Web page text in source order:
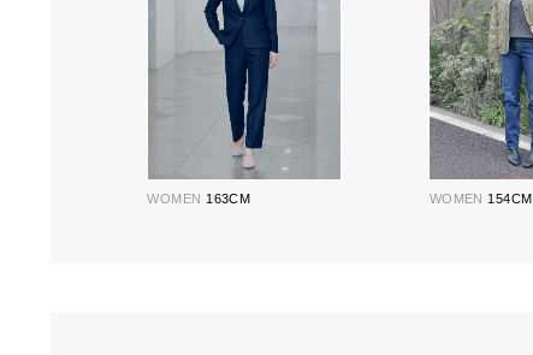
WOMEN 163CM WOMEN 154CM